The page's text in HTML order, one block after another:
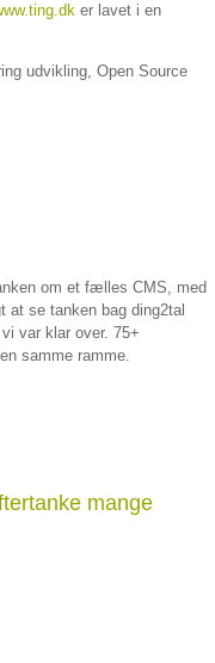
er lavet i en
udvikling, Open Source
om et fælles CMS, med
at se tanken bag ding2tal
var klar over. 75+
samme ramme.
mange